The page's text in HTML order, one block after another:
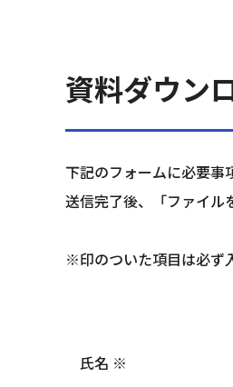
資料ダウン
下記のフォームに必要事
送信完了後、「ファイル
※印のついた項目は必ず
氏名 ※